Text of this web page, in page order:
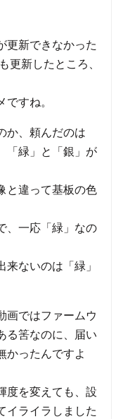
更新できなかった
更新したところ、
すね。
か、頼んだのは
「緑」と「銀」が
と違って基板の色
、一応「緑」なの
ないのは「緑」
画ではファームウ
る筈なのに、届い
かったんですよ
度を変えても、設
イライラしました